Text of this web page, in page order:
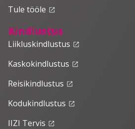
Tule tööle launch
Kindlustus
Liikluskindlustus launch
Kaskokindlustus launch
Reisikindlustus launch
Kodukindlustus launch
IIZI Tervis launch